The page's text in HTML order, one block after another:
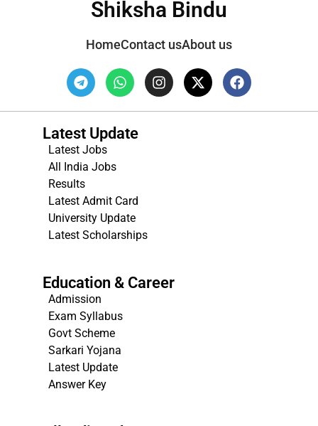
Shiksha Bindu
HomeContact usAbout us
Latest Update
Latest Jobs
All India Jobs
Results
Latest Admit Card
University Update
Latest Scholarships
Education & Career
Admission
Exam Syllabus
Govt Scheme
Sarkari Yojana
Latest Update
Answer Key